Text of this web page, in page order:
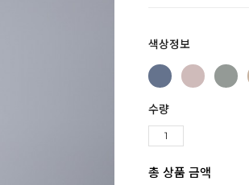
색상정보
수량
총 상품 금액